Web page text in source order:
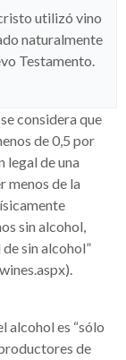
utilizó vino
naturalmente
Testamento.
considera que
de 0,5 por
legal de una
menos de la
sin alcohol,
desin alcohol”
alcohol es “sólo
de